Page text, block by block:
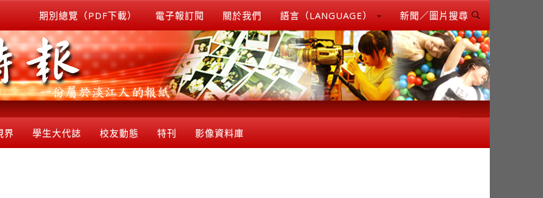
期別總覽（PDF下載） 電子報訂閱 關於我們 語言（LANGUAGE） 新聞／圖片搜尋
界 學生大代誌 校友動態 特刊 影像資料庫